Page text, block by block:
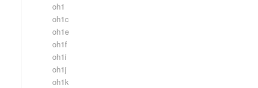
oh1
oh1c
oh1e
oh1f
oh1i
oh1j
oh1k